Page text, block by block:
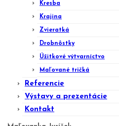
Kresba
Krajina
Zvieratká
Drobnôstky
Úžitkové výtvarníctvo
Maľované tričká
Referencie
Výstavy a prezentácie
Kontakt